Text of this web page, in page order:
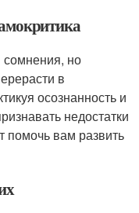
но
в
осознанность и
недостатки
помочь вам развить